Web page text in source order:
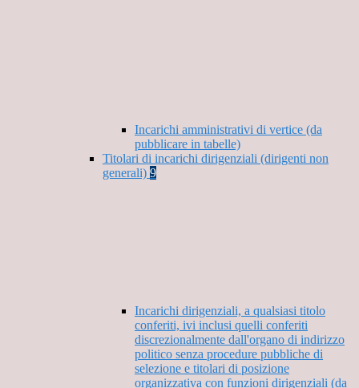
Incarichi amministrativi di vertice (da
pubblicare in tabelle)
Titolari di incarichi dirigenziali (dirigenti non
generali) 9
Incarichi dirigenziali, a qualsiasi titolo
conferiti, ivi inclusi quelli conferiti
discrezionalmente dall'organo di indirizzo
politico senza procedure pubbliche di
selezione e titolari di posizione
organizzativa con funzioni dirigenziali (da